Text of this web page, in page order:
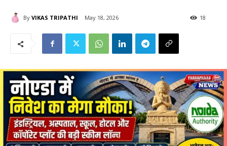
By VIKAS TRIPATHI May 18, 2026 18